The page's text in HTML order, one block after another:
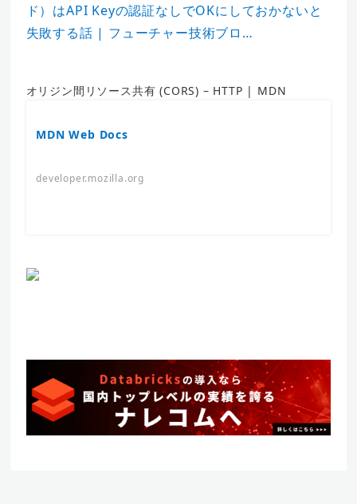
ド）はAPI Keyの認証なしでOKにしておかないと
失敗する話 | フューチャー技術ブロ…
オリジン間リソース共有 (CORS) – HTTP | MDN
MDN Web Docs
developer.mozilla.org